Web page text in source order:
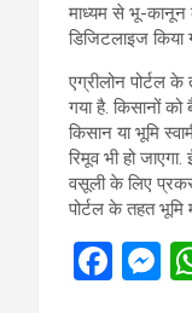
माध्यम से भू-कानून
डिजिटलाइज किया
एग्रीलोन पोर्टल
गया है. किसानों
किसान या भूमि
रिमूव भी हो
वसूली के लिए
पोर्टल के तहत
F